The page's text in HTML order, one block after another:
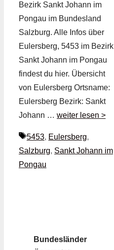
Bezirk Sankt Johann im
Pongau im Bundesland
Salzburg. Alle Infos über
Eulersberg, 5453 im Bezirk
Sankt Johann im Pongau
findest du hier. Übersicht
von Eulersberg Ortsname:
Eulersberg Bezirk: Sankt
Johann … weiter lesen >
Schlagwörter
5453, Eulersberg,
Salzburg, Sankt Johann im
Pongau
Bundesländer